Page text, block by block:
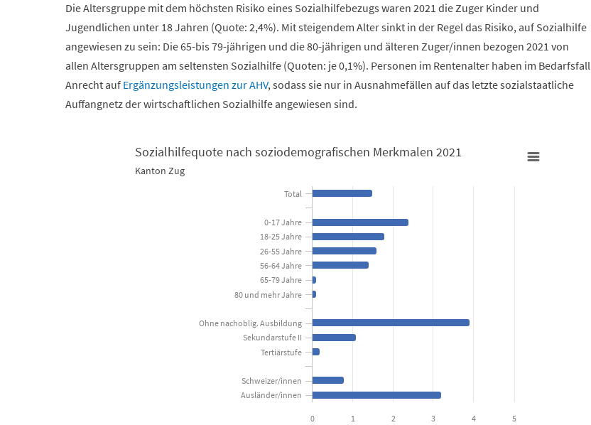
Die Altersgruppe mit dem höchsten Risiko eines Sozialhilfebezugs waren 2021 die Zuger Kinder und
Jugendlichen unter 18 Jahren (Quote: 2,4%). Mit steigendem Alter sinkt in der Regel das Risiko, auf Sozialhilfe
angewiesen zu sein: Die 65-bis 79-jährigen und die 80-jährigen und älteren Zuger/innen bezogen 2021 von
allen Altersgruppen am seltensten Sozialhilfe (Quoten: je 0,1%). Personen im Rentenalter haben im Bedarfsfall
Anrecht auf Ergänzungsleistungen zur AHV, sodass sie nur in Ausnahmefällen auf das letzte sozialstaatliche
Auffangnetz der wirtschaftlichen Sozialhilfe angewiesen sind.
Sozialhilfequote nach soziodemografischen Merkmalen 2021
View as data table, Sozialhilfequote nach soziodemografischen Merkmalen 2021
The chart has 1 X axis displaying categories.
The chart has 1 Y axis displaying Prozent. Data ranges from 0 to 3.9.
Sozialhilfequote nach soziodemografischen Merkmalen 2021
Kanton Zug
0 1 2 3 4 5
Ausländer/innen
Schweizer/innen
Tertiärstufe
Sekundarstufe II
Ohne nachoblig. Ausbildung
80 und mehr Jahre
65-79 Jahre
56-64 Jahre
26-55 Jahre
18-25 Jahre
0-17 Jahre
Total